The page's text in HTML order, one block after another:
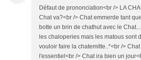
Défaut de prononciation<br /> LA
Chat va?<br /> Chat emmerde tant
botte un brin de chathut avec le
les chaloperies mais les matous sont
vouloir faire la chatemitte..*<br />
l'essentiel<br /> Chat ira bien un